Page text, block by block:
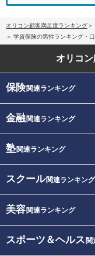
オリコン顧客満足度ランキング
学資保険の男性ランキング・
オリコ
保険関連ランキング
金融関連ランキング
塾関連ランキング
スクール関連ランキング
美容関連ランキング
スポーツ＆ヘルス 関